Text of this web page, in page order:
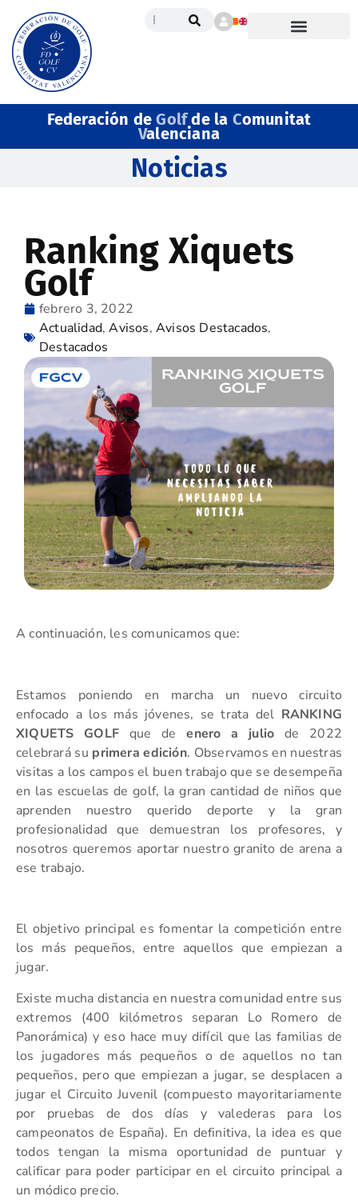
Federación deGolfde la Comunitat
Valenciana
Noticias
Ranking Xiquets
Golf
febrero 3, 2022
Actualidad,Avisos,Avisos Destacados,
Destacados
A continuación, les comunicamos que:
Estamos poniendo en marcha un nuevo circuito
enfocado a los más jóvenes, se trata del RANKING
XIQUETS GOLF que deenero a julio de 2022
celebrará su primera edición. Observamos en nuestras
visitas a los campos el buen trabajo que se desempeña
en las escuelas de golf, la gran cantidad de niños que
aprenden nuestro querido deporte y la gran
profesionalidad que demuestran los profesores, y
nosotros queremos aportar nuestro granito de arena a
ese trabajo.
El objetivo principal es fomentar la competición entre
los más pequeños, entre aquellos que empiezan a
jugar.
Existe mucha distancia en nuestra comunidad entre sus
extremos (400 kilómetros separan Lo Romero de
Panorámica) y eso hace muy difícil que las familias de
los jugadores más pequeños o de aquellos no tan
pequeños, pero que empiezan a jugar, se desplacen a
jugar el Circuito Juvenil (compuesto mayoritariamente
por pruebas de dos días y valederas para los
campeonatos de España). En definitiva, la idea es que
todos tengan la misma oportunidad de puntuar y
calificar para poder participar en el circuito principal a
un módico precio.